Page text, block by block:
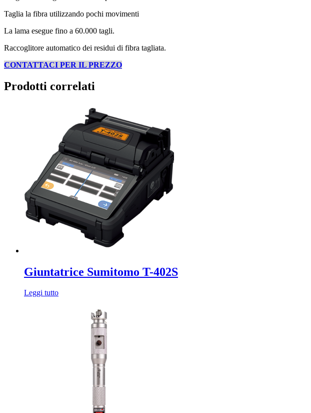
Taglia la fibra utilizzando pochi movimenti
La lama esegue fino a 60.000 tagli.
Raccoglitore automatico dei residui di fibra tagliata.
CONTATTACI PER IL PREZZO
Prodotti correlati
Giuntatrice Sumitomo T-402S
Leggi tutto